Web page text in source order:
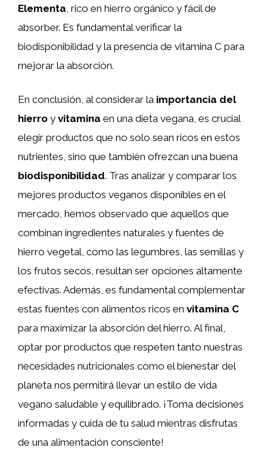
Elementa , rico en hierro orgánico y fácil de
absorber. Es fundamental verificar la
biodisponibilidad y la presencia de vitamina C para
mejorar la absorción.
En conclusión, al considerar la importancia del
hierro y vitamina en una dieta vegana, es crucial
elegir productos que no solo sean ricos en estos
nutrientes, sino que también ofrezcan una buena
biodisponibilidad. Tras analizar y comparar los
mejores productos veganos disponibles en el
mercado, hemos observado que aquellos que
combinan ingredientes naturales y fuentes de
hierro vegetal, como las legumbres, las semillas y
los frutos secos, resultan ser opciones altamente
efectivas. Además, es fundamental complementar
estas fuentes con alimentos ricos en vitamina C
para maximizar la absorción del hierro. Al final,
optar por productos que respeten tanto nuestras
necesidades nutricionales como el bienestar del
planeta nos permitirá llevar un estilo de vida
vegano saludable y equilibrado. ¡Toma decisiones
informadas y cuida de tu salud mientras disfrutas
de una alimentación consciente!